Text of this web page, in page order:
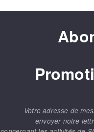
Votre adresse de
envoyer notre